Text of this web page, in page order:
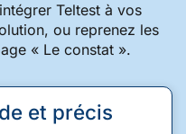
Teltest à vos
ou reprenez les
« Le constat ».
et précis